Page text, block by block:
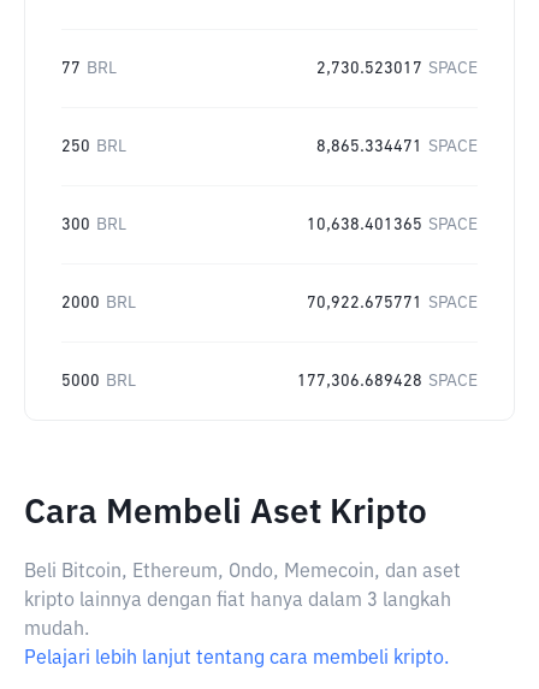
77 BRL 2,730.523017 SPACE
250 BRL 8,865.334471 SPACE
300 BRL 10,638.401365 SPACE
2000 BRL 70,922.675771 SPACE
5000 BRL 177,306.689428 SPACE
Cara Membeli Aset Kripto
Beli Bitcoin, Ethereum, Ondo, Memecoin, dan aset
kripto lainnya dengan fiat hanya dalam 3 langkah
mudah.
Pelajari lebih lanjut tentang cara membeli kripto.